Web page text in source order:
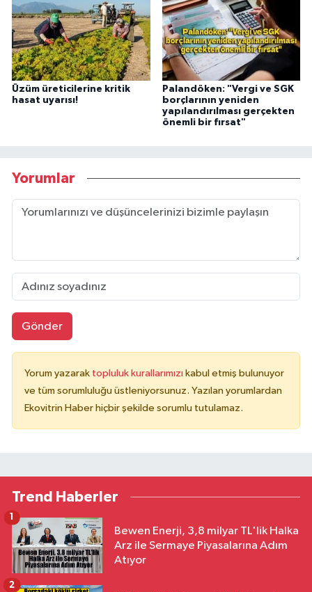
Üzüm üreticilerine kritik
hasat uyarısı!
Palandöken: "Vergi ve SGK
borçlarının yeniden
yapılandırılması gerçekten
önemli bir fırsat"
Yorumlar
Gönder
Yorum yazarak topluluk kurallarımızı kabul etmiş bulunuyor
ve tüm sorumluluğu üstleniyorsunuz. Yazılan yorumlardan
Ekovitrin Haber hiçbir şekilde sorumlu tutulamaz.
Trend Haberler
Bewen Enerji, 3,8 milyar TL'lik Halka
Arz ile Sermaye Piyasalarına Adım
Atıyor
1
2